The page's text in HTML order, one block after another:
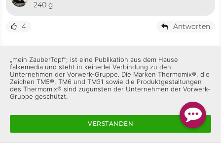
240 g
4 Antworten
UteGro
vor 4 Jahren
Wirklich sehr einfach, schnell fertig und
Gefällt mir Antworten
„mein ZauberTopf”; ist eine Publikation aus dem Hause
falkemedia und steht in keinerlei Verbindung zu den
Unternehmen der Vorwerk-Gruppe. Die Marken Thermomix®, die
Zeichen TM5®, TM6 und TM31 sowie die Produktgestaltungen
des Thermomix® sind zugunsten der Unternehmen der Vorwerk-
Gruppe geschützt.
VERSTANDEN